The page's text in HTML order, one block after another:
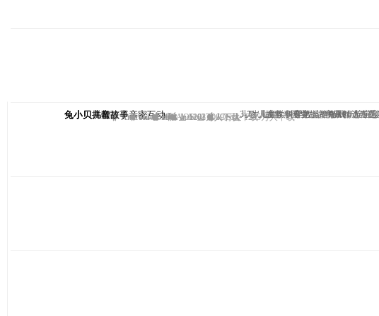
兔小贝拼音 Android IOS 1102万人下载3-7岁儿童学拼音第一神奇APP
兔小贝—与孩子亲密互动 Android IOS 1235万人下载早教益智游戏，陪宝
兔小贝儿歌 Android IOS 1203万人下载儿歌、故事、国学、识字原创动画视
兔小贝儿童故事 Android IOS 1069万人下载儿童故事专业版，海量精选专题